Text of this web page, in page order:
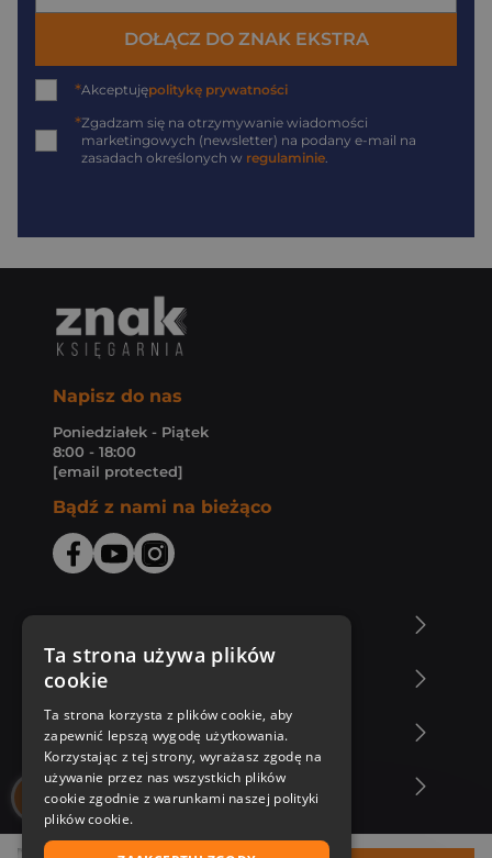
DOŁĄCZ DO ZNAK EKSTRA
*Akceptujępolitykę prywatności
*Zgadzam się na otrzymywanie wiadomości
marketingowych (newsletter) na podany e-mail na
zasadach określonych w regulaminie
Napisz do nas
Poniedziałek - Piątek
8:00 - 18:00
[email protected]
Bądź z nami na bieżąco
Zakupy u nas
Nasza oferta
Nasi autorzy
Ta strona używa plików
cookie
Ta strona korzysta z plików cookie, aby
zapewnić lepszą wygodę użytkowania.
Korzystając z tej strony, wyrażasz zgodę na
używanie przez nas wszystkich plików
cookie zgodnie z warunkami naszej polityki
plików cookie.